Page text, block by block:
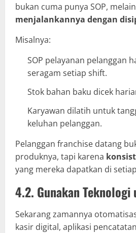
bukan cuma punya SOP,
menjalankannya dengan
Misalnya:
SOP pelayanan pelanggan
seragam setiap shift.
Stok bahan baku dicek
Karyawan dilatih untuk
keluhan pelanggan.
Pelanggan franchise datang
produknya, tapi karena
yang mereka dapatkan di
4.2. Gunakan
Sekarang zamannya
kasir digital, aplikasi